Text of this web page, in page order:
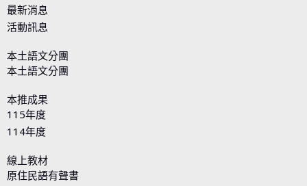
最新消息
活動訊息
本土語文分團
本土語文分團
本推成果
115年度
114年度
線上教材
原住民語有聲書